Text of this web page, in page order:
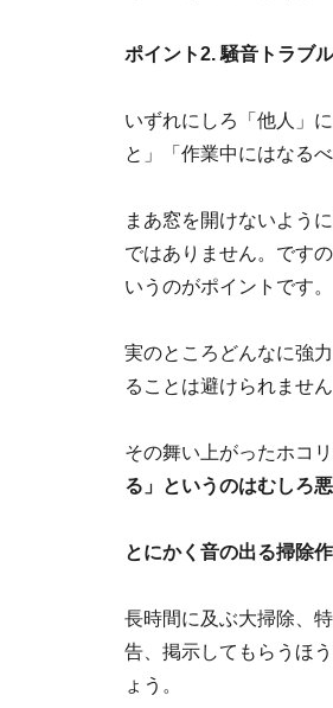
ポイント2. 騒音トラブ
いずれにしろ「他人」
と」「作業中にはなる
まあ窓を開けないよう
ではありません。です
いうのがポイントです。
実のところどんなに強
ることは避けられません
その舞い上がったホコ
る」というのはむしろ
とにかく音の出る掃除
長時間に及ぶ大掃除、
告、掲示してもらうほ
ょう。